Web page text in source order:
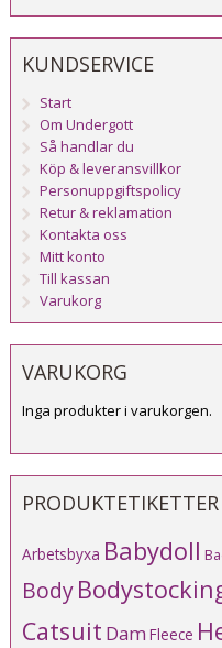
KUNDSERVICE
Start
Om Undergott
Så handlar du
Köp & leveransvillkor
Personuppgiftspolicy
Retur & reklamation
Kontakta oss
Mitt konto
Till kassan
Varukorg
VARUKORG
Inga produkter i varukorgen.
PRODUKTETIKETTER
Arbetsbyxa Babydoll
Body
Catsuit Dam Fleece